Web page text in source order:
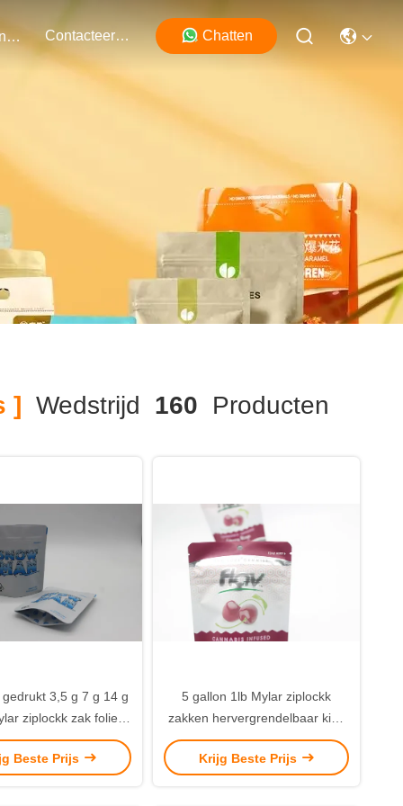
Evenementen Contacteer Ons Chatten
] Wedstrijd 160 Producten
3,5 g 7 g 14 g
ziplockk zak folie
voor het verpakken
van koekjes
Beste Prijs
5 gallon 1lb Mylar ziplockk
zakken hervergrendelbaar kind
resistent geurbestendige voor
voedselopslag
Krijg Beste Prijs